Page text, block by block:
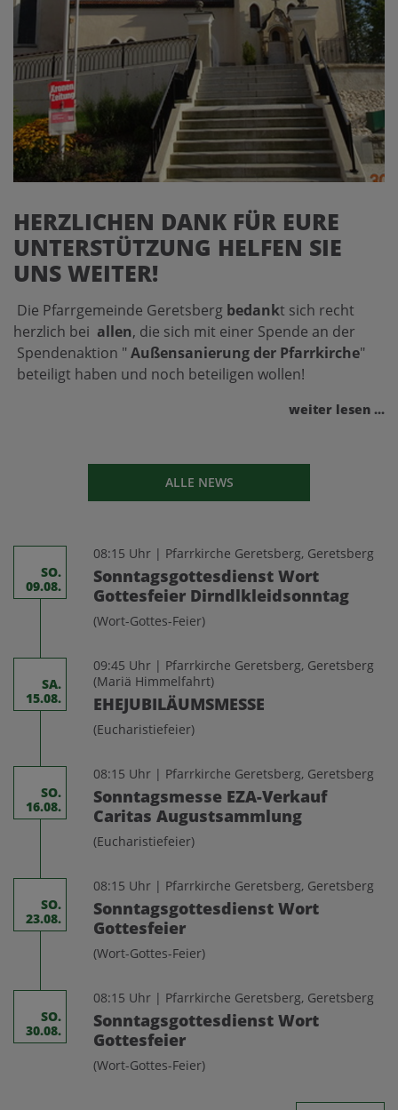
HERZLICHEN DANK FÜR EURE
UNTERSTÜTZUNG HELFEN SIE
UNS WEITER!
Die Pfarrgemeinde Geretsberg bedankt sich recht
herzlich bei allen, die sich mit einer Spende an der
Spendenaktion "Außensanierung der Pfarrkirche"
beteiligt haben und noch beteiligen wollen!
weiter lesen ...
ALLE NEWS
SO.
09.08.
08:15 Uhr | Pfarrkirche Geretsberg, Geretsberg
Sonntagsgottesdienst Wort
Gottesfeier Dirndlkleidsonntag
(Wort-Gottes-Feier)
SA.
15.08.
09:45 Uhr | Pfarrkirche Geretsberg, Geretsberg
(Mariä Himmelfahrt)
EHEJUBILÄUMSMESSE
(Eucharistiefeier)
SO.
16.08.
08:15 Uhr | Pfarrkirche Geretsberg, Geretsberg
Sonntagsmesse EZA-Verkauf
Caritas Augustsammlung
(Eucharistiefeier)
SO.
23.08.
08:15 Uhr | Pfarrkirche Geretsberg, Geretsberg
Sonntagsgottesdienst Wort
Gottesfeier
(Wort-Gottes-Feier)
SO.
30.08.
08:15 Uhr | Pfarrkirche Geretsberg, Geretsberg
Sonntagsgottesdienst Wort
Gottesfeier
(Wort-Gottes-Feier)